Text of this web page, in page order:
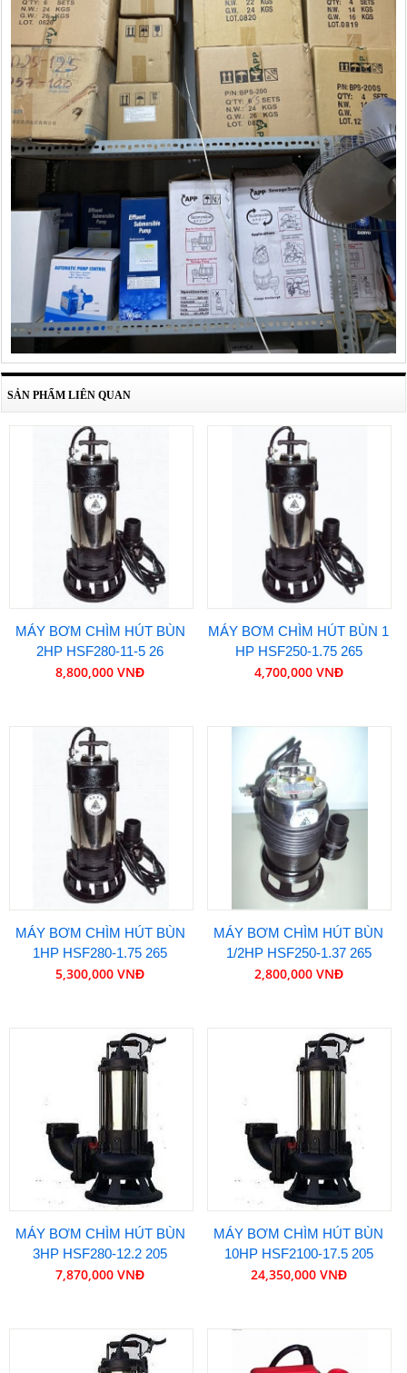
SẢN PHẨM LIÊN QUAN
MÁY BƠM CHÌM HÚT BÙN
2HP HSF280-11-5 26
8,800,000 VNĐ
MÁY BƠM CHÌM HÚT BÙN 1
HP HSF250-1.75 265
4,700,000 VNĐ
MÁY BƠM CHÌM HÚT BÙN
1HP HSF280-1.75 265
5,300,000 VNĐ
MÁY BƠM CHÌM HÚT BÙN
1/2HP HSF250-1.37 265
2,800,000 VNĐ
MÁY BƠM CHÌM HÚT BÙN
3HP HSF280-12.2 205
7,870,000 VNĐ
MÁY BƠM CHÌM HÚT BÙN
10HP HSF2100-17.5 205
24,350,000 VNĐ